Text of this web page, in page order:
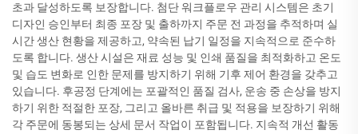
초과 달성하도록 보장합니다. 첨단 워크플로우 관리 시스템은 초기
디자인 승인부터 최종 포장 및 출하까지 주문 전 과정을 추적하며 실
시간 생산 현황을 제공하고, 약속된 납기 일정을 지속적으로 준수하
도록 합니다. 생산 시설은 재료 성능 및 인쇄 품질을 최적화하고 온도
및 습도 변화로 인한 문제를 방지하기 위해 기후 제어 환경을 갖추고
있습니다. 후공정 단계에는 포괄적인 품질 검사, 운송 중 손상을 방지
하기 위한 적절한 포장, 그리고 올바른 취급 및 적용을 보장하기 위해
각 주문에 동봉되는 상세 문서 작업이 포함됩니다. 지속적 개선 활동